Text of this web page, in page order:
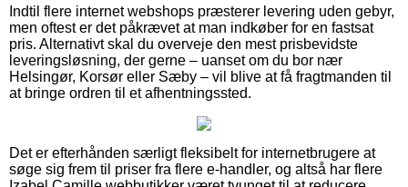
Indtil flere internet webshops præsterer levering uden gebyr,
men oftest er det påkrævet at man indkøber for en fastsat
pris. Alternativt skal du overveje den mest prisbevidste
leveringsløsning, der gerne – uanset om du bor nær
Helsingør, Korsør eller Sæby – vil blive at få fragtmanden til
at bringe ordren til et afhentningssted.
Det er efterhånden særligt fleksibelt for internetbrugere at
søge sig frem til priser fra flere e-handler, og altså har flere